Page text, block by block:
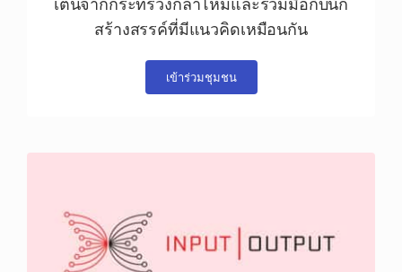
เต้นจากกระทรวงกลาโหมและร่วมมือกับนัก
สร้างสรรค์ที่มีแนวคิดเหมือนกัน
เข้าร่วมชุมชน